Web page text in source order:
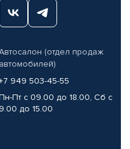
(отдел продаж
автомобилей)
949 503-45-55
Пт с 09.00 до 18.00, Сб с
9.00 до 15.00